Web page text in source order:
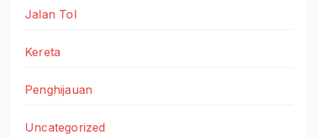
Jalan Tol
Kereta
Penghijauan
Uncategorized